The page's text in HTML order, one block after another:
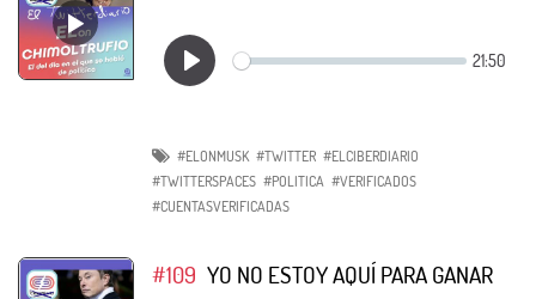
#ELONMUSK #TWITTER #ELCIBERDIARIO
#TWITTERSPACES #POLITICA #VERIFICADOS
#CUENTASVERIFICADAS
#109 YO NO ESTOY AQUÍ PARA GANAR